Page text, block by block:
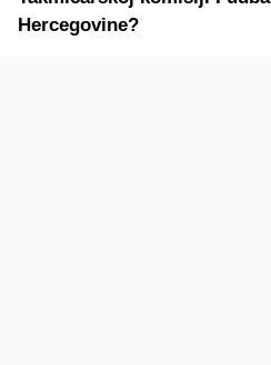
Hercegovine?